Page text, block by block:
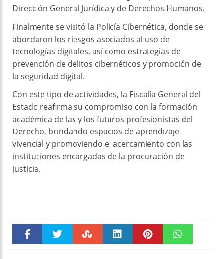
Dirección General Jurídica y de Derechos Humanos.
Finalmente se visitó la Policía Cibernética, donde se
abordaron los riesgos asociados al uso de
tecnologías digitales, así como estrategias de
prevención de delitos cibernéticos y promoción de
la seguridad digital.
Con este tipo de actividades, la Fiscalía General del
Estado reafirma su compromiso con la formación
académica de las y los futuros profesionistas del
Derecho, brindando espacios de aprendizaje
vivencial y promoviendo el acercamiento con las
instituciones encargadas de la procuración de
justicia.